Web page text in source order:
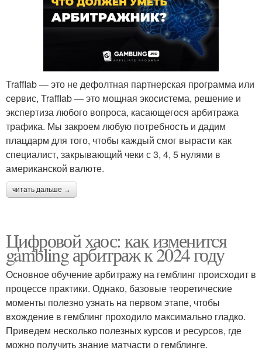
Trafflab — это не дефолтная партнерская программа или
сервис, Trafflab — это мощная экосистема, решение и
экспертиза любого вопроса, касающегося арбитража
трафика. Мы закроем любую потребность и дадим
плацдарм для того, чтобы каждый смог вырасти как
специалист, закрывающий чеки с 3, 4, 5 нулями в
американской валюте.
читать дальше →
Цифровой хаос: как изменится
gambling арбитраж к 2024 году
Основное обучение арбитражу на гемблинг происходит в
процессе практики. Однако, базовые теоретические
моменты полезно узнать на первом этапе, чтобы
вхождение в гемблинг проходило максимально гладко.
Приведем несколько полезных курсов и ресурсов, где
можно получить знание матчасти о гемблинге.